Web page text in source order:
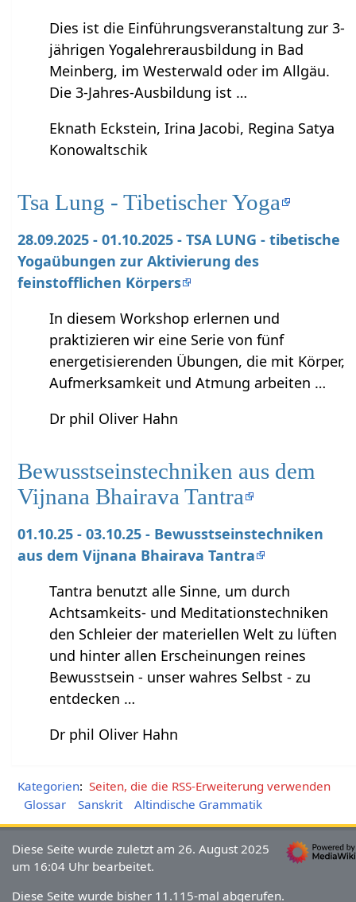
Dies ist die Einführungsveranstaltung zur 3-
jährigen Yogalehrerausbildung in Bad
Meinberg, im Westerwald oder im Allgäu.
Die 3-Jahres-Ausbildung ist …
Eknath Eckstein, Irina Jacobi, Regina Satya
Konowaltschik
Tsa Lung - Tibetischer Yoga
28.09.2025 - 01.10.2025 - TSA LUNG - tibetische
Yogaübungen zur Aktivierung des
feinstofflichen Körpers
In diesem Workshop erlernen und
praktizieren wir eine Serie von fünf
energetisierenden Übungen, die mit Körper,
Aufmerksamkeit und Atmung arbeiten …
Dr phil Oliver Hahn
Bewusstseinstechniken aus dem
Vijnana Bhairava Tantra
01.10.25 - 03.10.25 - Bewusstseinstechniken
aus dem Vijnana Bhairava Tantra
Tantra benutzt alle Sinne, um durch
Achtsamkeits- und Meditationstechniken
den Schleier der materiellen Welt zu lüften
und hinter allen Erscheinungen reines
Bewusstsein - unser wahres Selbst - zu
entdecken …
Dr phil Oliver Hahn
Kategorien: Seiten, die die RSS-Erweiterung verwenden
Glossar
Sanskrit Altindische Grammatik
Diese Seite wurde zuletzt am 26. August 2025
um 16:04 Uhr bearbeitet.
Diese Seite wurde bisher 11.115-mal abgerufen.